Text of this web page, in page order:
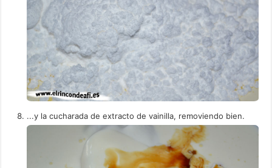
...y la cucharada de extracto de vainilla, removiendo bien.